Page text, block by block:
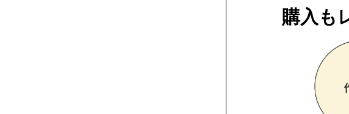
購入も